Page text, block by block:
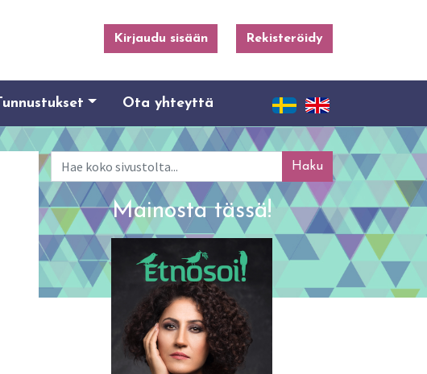
Kirjaudu sisään Rekisteröidy
Tunnustukset Ota yhteyttä
Haku
Mainosta tässä!